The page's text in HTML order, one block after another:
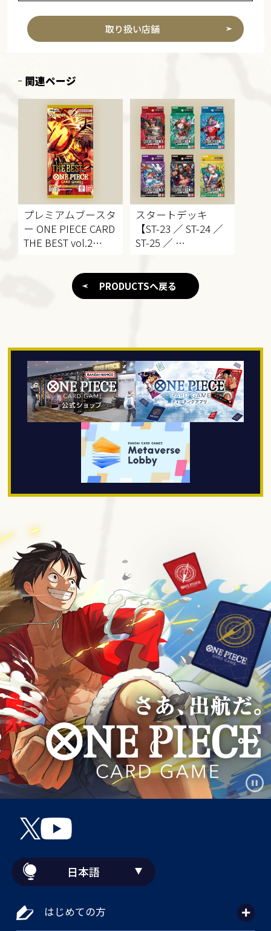
取り扱い店舗
関連ページ
プレミアムブースタ
ー ONE PIECE CARD
THE BEST vol.2
スタートデッキ
【ST-23 ／ ST-24 ／
ST-25 ／
28】
PRODUCTSへ戻る
日本語
はじめての方